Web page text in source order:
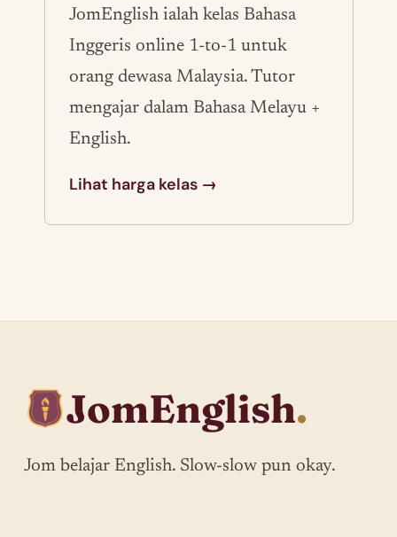
JomEnglish ialah kelas Bahasa
Inggeris online 1-to-1 untuk
orang dewasa Malaysia. Tutor
mengajar dalam Bahasa Melayu +
English.
Lihat harga kelas →
JomEnglish.
Jom belajar English. Slow-slow pun okay.